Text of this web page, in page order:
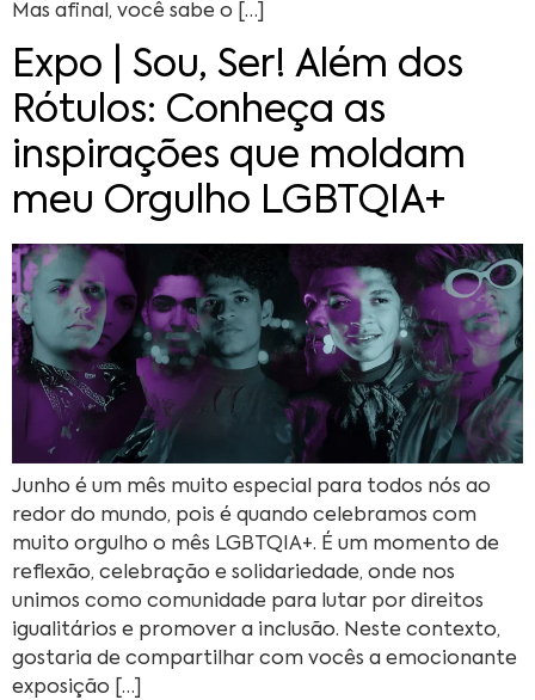
Mas afinal, você sabe o […]
Expo | Sou, Ser! Além dos
Rótulos: Conheça as
inspirações que moldam
meu Orgulho LGBTQIA+
Junho é um mês muito especial para todos nós ao
redor do mundo, pois é quando celebramos com
muito orgulho o mês LGBTQIA+. É um momento de
reflexão, celebração e solidariedade, onde nos
unimos como comunidade para lutar por direitos
igualitários e promover a inclusão. Neste contexto,
gostaria de compartilhar com vocês a emocionante
exposição […]